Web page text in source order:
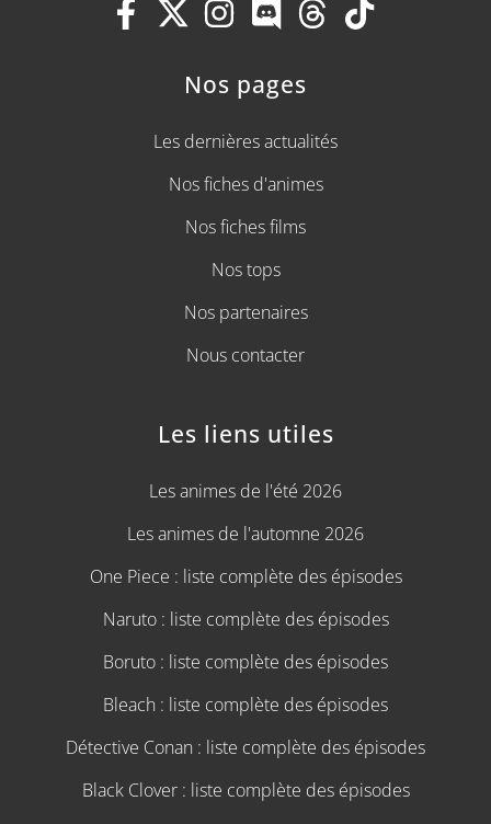
Nos pages
Les dernières actualités
Nos fiches d'animes
Nos fiches films
Nos tops
Nos partenaires
Nous contacter
Les liens utiles
Les animes de l'été 2026
Les animes de l'automne 2026
One Piece : liste complète des épisodes
Naruto : liste complète des épisodes
Boruto : liste complète des épisodes
Bleach : liste complète des épisodes
Détective Conan : liste complète des épisodes
Black Clover : liste complète des épisodes